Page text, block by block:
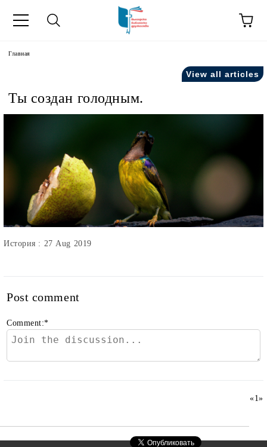
русский как
Главная
View all articles
Ты создан голодным.
История : 27 Aug 2019
Post comment
Comment:*
«1»